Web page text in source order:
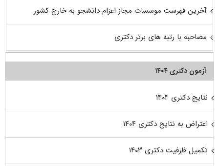
آخرین فهرست موسسات مجاز اعزام دانشجو به خارج کشور
مصاحبه با رتبه های برتر دکتری
آزمون دکتری ۱۴۰۴
نتایج دکتری ۱۴۰۴
اعتراض به نتایج دکتری ۱۴۰۴
تکمیل ظرفیت دکتری ۱۴۰۳